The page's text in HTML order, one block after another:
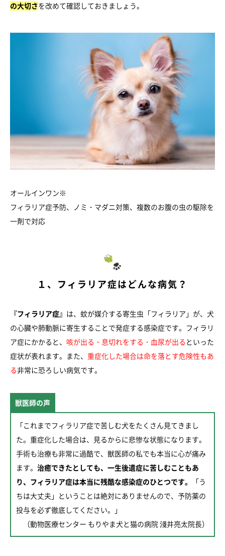
の大切さを改めて確認しておきましょう。
オールインワン※
フィラリア症予防、ノミ・マダニ対策、複数のお腹の虫の駆除を
一剤で対応
１、フィラリア症はどんな病気？
『フィラリア症』 は、蚊が媒介する寄生虫「フィラリア」が、犬
の心臓や肺動脈に寄生することで発症する感染症です。フィラリ
ア症にかかると、 咳が出る・息切れをする・血尿が出る といった
症状が表れます。また、 重症化した場合は命を落とす危険性もあ
る非常に恐ろしい病気です。
獣医師の声
「これまでフィラリア症で苦しむ犬をたくさん見てきまし
た。重症化した場合は、見るからに悲惨な状態になります。
手術も治療も非常に過酷で、獣医師の私でも本当に心が痛み
ます。 治癒できたとしても、一生後遺症に苦しむこともあ
り、フィラリア症は本当に残酷な感染症のひとつです。
「う
ちは大丈夫」ということは絶対にありませんので、予防薬の
投与を必ず徹底してください。」
（動物医療センター もりやま犬と猫の病院 淺井亮太院長）